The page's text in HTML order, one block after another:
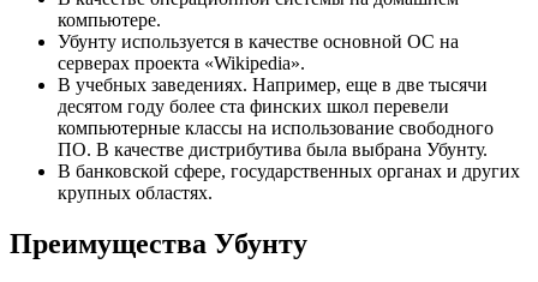
компьютере.
Убунту используется в качестве основной ОС на
серверах проекта «Wikipedia».
В учебных заведениях. Например, еще в две тысячи
десятом году более ста финских школ перевели
компьютерные классы на использование свободного
ПО. В качестве дистрибутива была выбрана Убунту.
В банковской сфере, государственных органах и других
крупных областях.
Преимущества Убунту